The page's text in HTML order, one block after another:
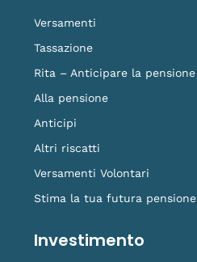
Versamenti
Tassazione
Rita – Anticipare la pensione
Alla pensione
Anticipi
Altri riscatti
Versamenti Volontari
Stima la tua futura pensione
Investimento